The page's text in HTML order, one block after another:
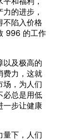
的进步，
不陷入价格
996 的工作
以及极高的
费力，这就
场，为人们
必总是用低
一步让健康
量下，人们